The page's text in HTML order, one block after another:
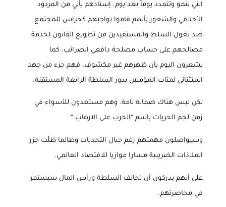
التي تنمو وتتمدد يوماً بعد يوم. إسنادهم يأتي من المردود
الأخلاقي والشعور بأنهم قاموا بواجبهم كحراس للمجتمع
ضد تغول السلط والمستفيدين من تطويع القانون لخدمة
مصالحهم على حساب مصلحة دافعي الضرائب. كما
يشعرون اليوم بأن ظهرهم غير مكشوف. فهم جزء من جهد
استثنائي لمئات المؤمنين بدور السلطة الرابعة المستقلة.
لكن ليس هناك ضمانة تامة. وهم مستعدون للأسواء في
زمن لجم الحريات باسم “الحرب على الارهاب“.
وسيواصلون مهمتهم رغم جبال التحديات وطالما ظلّت جزر
الملاذات الضريبية مسارا موازيا للاقتصاد العالمي.
على أنهم يدركون أن تحالف السلطة ورأس المال سيستمر
في محاصرتهم.